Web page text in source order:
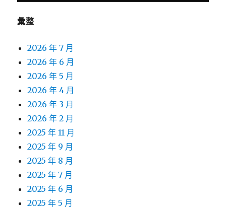
彙整
2026 年 7 月
2026 年 6 月
2026 年 5 月
2026 年 4 月
2026 年 3 月
2026 年 2 月
2025 年 11 月
2025 年 9 月
2025 年 8 月
2025 年 7 月
2025 年 6 月
2025 年 5 月